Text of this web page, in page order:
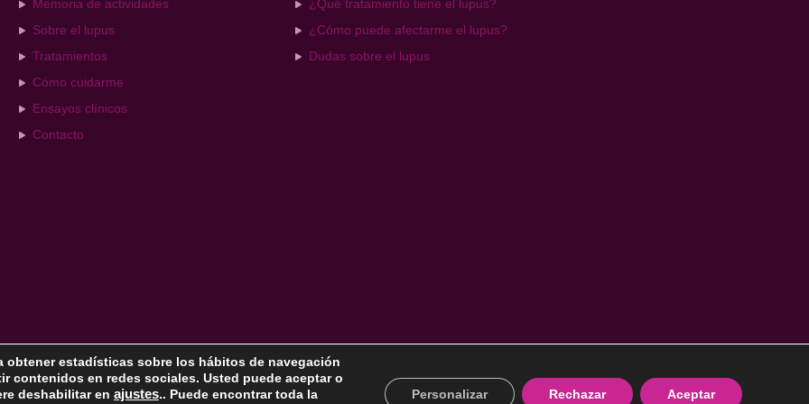
Memoria de actividades
Sobre el lupus
Tratamientos
Cómo cuidarme
Ensayos clínicos
Contacto
¿Qué tratamiento tiene el lupus?
¿Cómo puede afectarme el lupus?
Dudas sobre el lupus
estadísticas sobre los hábitos de navegación
contenidos en redes sociales. Usted puede aceptar o
deshabilitar en ajustes.. Puede encontrar toda la
Aceptar
Rechazar
Personalizar